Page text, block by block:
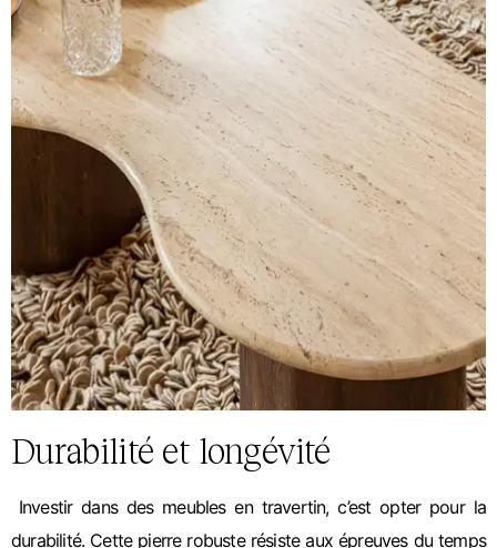
Durabilité et longévité
Investir dans des meubles en travertin, c’est opter pour la
durabilité. Cette pierre robuste résiste aux épreuves du temps